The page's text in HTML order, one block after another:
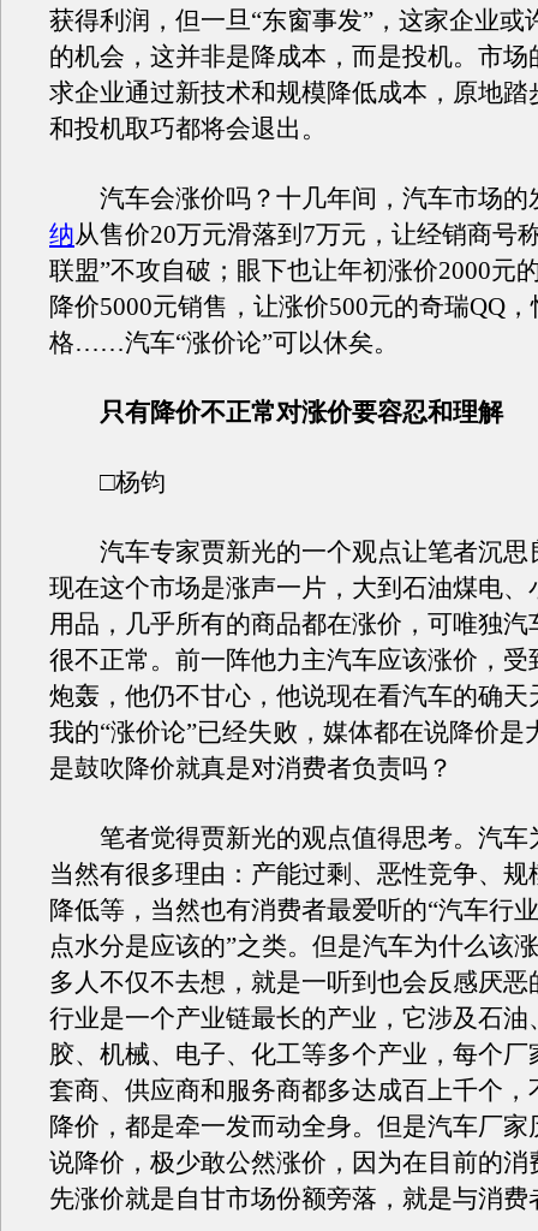
获得利润，但一旦“东窗事发”，这家企业或
的机会，这并非是降成本，而是投机。市场
求企业通过新技术和规模降低成本，原地踏
和投机取巧都将会退出。
汽车会涨价吗？十几年间，汽车市场的
纳从售价20万元滑落到7万元，让经销商号
联盟”不攻自破；眼下也让年初涨价2000元
降价5000元销售，让涨价500元的奇瑞QQ
格……汽车“涨价论”可以休矣。
只有降价不正常对涨价要容忍和理解
□杨钧
汽车专家贾新光的一个观点让笔者沉思
现在这个市场是涨声一片，大到石油煤电、
用品，几乎所有的商品都在涨价，可唯独汽
很不正常。前一阵他力主汽车应该涨价，受
炮轰，他仍不甘心，他说现在看汽车的确天
我的“涨价论”已经失败，媒体都在说降价是
是鼓吹降价就真是对消费者负责吗？
笔者觉得贾新光的观点值得思考。汽车
当然有很多理由：产能过剩、恶性竞争、规
降低等，当然也有消费者最爱听的“汽车行
点水分是应该的”之类。但是汽车为什么该
多人不仅不去想，就是一听到也会反感厌恶
行业是一个产业链最长的产业，它涉及石油
胶、机械、电子、化工等多个产业，每个厂
套商、供应商和服务商都多达成百上千个，
降价，都是牵一发而动全身。但是汽车厂家
说降价，极少敢公然涨价，因为在目前的消
先涨价就是自甘市场份额旁落，就是与消费